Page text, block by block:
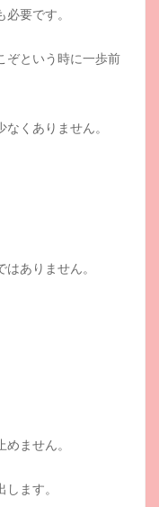
要です。
ぞという時に一歩前
くありません。
ありません。
ません。
ます。